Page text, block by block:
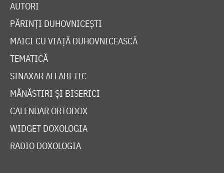
AUTORI
PĂRINȚI DUHOVNICEȘTI
MAICI CU VIAȚĂ DUHOVNICEASCĂ
TEMATICĂ
SINAXAR ALFABETIC
MĂNĂSTIRI ȘI BISERICI
CALENDAR ORTODOX
WIDGET DOXOLOGIA
RADIO DOXOLOGIA